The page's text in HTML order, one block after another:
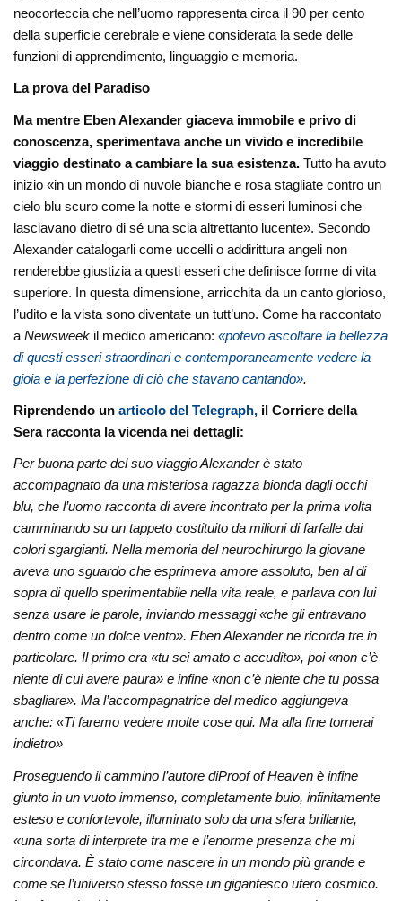
neocorteccia che nell’uomo rappresenta circa il 90 per cento
della superficie cerebrale e viene considerata la sede delle
funzioni di apprendimento, linguaggio e memoria.
La prova del Paradiso
Ma mentre Eben Alexander giaceva immobile e privo di
conoscenza, sperimentava anche un vivido e incredibile
viaggio destinato a cambiare la sua esistenza. Tutto ha avuto
inizio «in un mondo di nuvole bianche e rosa stagliate contro un
cielo blu scuro come la notte e stormi di esseri luminosi che
lasciavano dietro di sé una scia altrettanto lucente». Secondo
Alexander catalogarli come uccelli o addirittura angeli non
renderebbe giustizia a questi esseri che definisce forme di vita
superiore. In questa dimensione, arricchita da un canto glorioso,
l’udito e la vista sono diventate un tutt’uno. Come ha raccontato
aNewsweek il medico americano:«potevo ascoltare la bellezza
di questi esseri straordinari e contemporaneamente vedere la
gioia e la perfezione di ciò che stavano cantando».
Riprendendo unarticolo del Telegraph, il Corriere della
Sera racconta la vicenda nei dettagli:
Per buona parte del suo viaggio Alexander è stato
accompagnato da una misteriosa ragazza bionda dagli occhi
blu, che l’uomo racconta di avere incontrato per la prima volta
camminando su un tappeto costituito da milioni di farfalle dai
colori sgargianti. Nella memoria del neurochirurgo la giovane
aveva uno sguardo che esprimeva amore assoluto, ben al di
sopra di quello sperimentabile nella vita reale, e parlava con lui
senza usare le parole, inviando messaggi «che gli entravano
dentro come un dolce vento». Eben Alexander ne ricorda tre in
particolare. Il primo era «tu sei amato e accudito», poi «non c’è
niente di cui avere paura» e infine «non c’è niente che tu possa
sbagliare». Ma l’accompagnatrice del medico aggiungeva
anche: «Ti faremo vedere molte cose qui. Ma alla fine tornerai
indietro»
Proseguendo il cammino l’autore diProof of Heaven è infine
giunto in un vuoto immenso, completamente buio, infinitamente
esteso e confortevole, illuminato solo da una sfera brillante,
«una sorta di interprete tra me e l’enorme presenza che mi
circondava. È stato come nascere in un mondo più grande e
come se l’universo stesso fosse un gigantesco utero cosmico.